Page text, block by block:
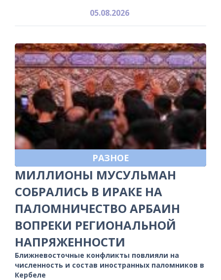
05.08.2026
РАЗНОЕ
МИЛЛИОНЫ МУСУЛЬМАН
СОБРАЛИСЬ В ИРАКЕ НА
ПАЛОМНИЧЕСТВО АРБАИН
ВОПРЕКИ РЕГИОНАЛЬНОЙ
НАПРЯЖЕННОСТИ
Ближневосточные конфликты повлияли на
численность и состав иностранных паломников в
Кербеле